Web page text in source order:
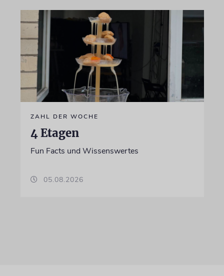
ZAHL DER WOCHE
4 Etagen
Fun Facts und Wissenswertes
05.08.2026